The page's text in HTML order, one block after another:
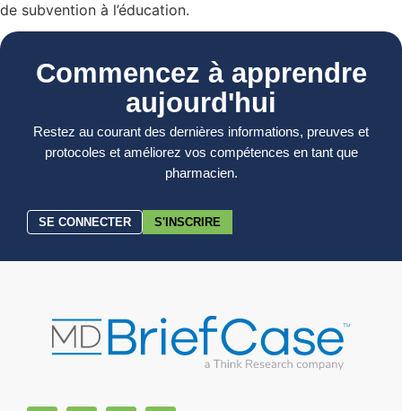
de subvention à l’éducation.
Commencez à apprendre
aujourd'hui
Restez au courant des dernières informations, preuves et
protocoles et améliorez vos compétences en tant que
pharmacien.
SE CONNECTER S'INSCRIRE